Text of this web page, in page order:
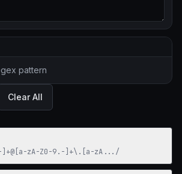
pattern
Clear All
]+@[a-zA-Z0-9.-]+\.[a-zA ... /